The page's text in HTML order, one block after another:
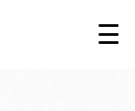
☰
×